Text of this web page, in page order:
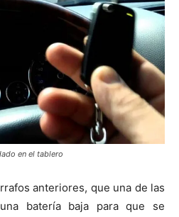
en el tablero
anteriores, que una de las
batería baja para que se